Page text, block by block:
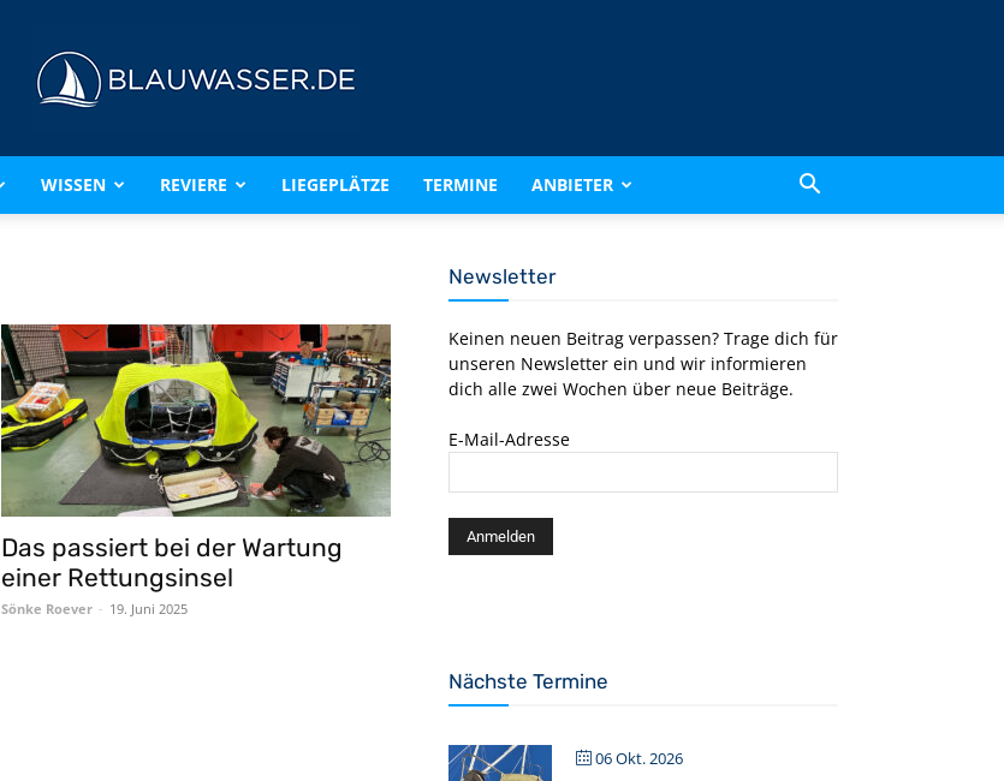
BLAUWASSER.DE
WISSEN REVIERE LIEGEPLÄTZE TERMINE ANBIETER
Das passiert bei der Wartung
einer Rettungsinsel
Sönke Roever - 19. Juni 2025
Newsletter
Keinen neuen Beitrag verpassen? Trage dich für
unseren Newsletter ein und wir informieren
dich alle zwei Wochen über neue Beiträge.
E-Mail-Adresse
Nächste Termine
06 Okt. 2026